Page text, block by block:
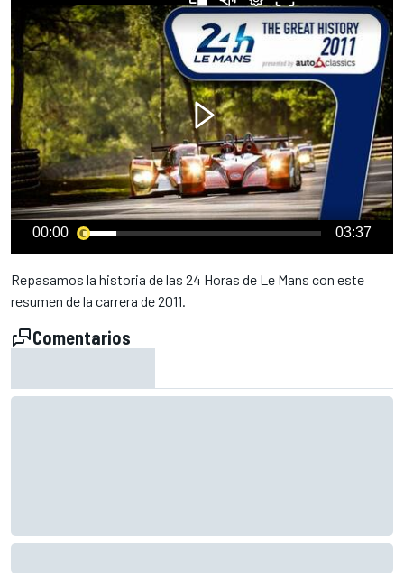
00:00 03:37
Repasamos la historia de las 24 Horas de Le Mans con este
resumen de la carrera de 2011.
Comentarios